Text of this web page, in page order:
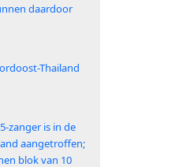
daardoor
Thailand
is in de
aangetroffen;
blok van 10